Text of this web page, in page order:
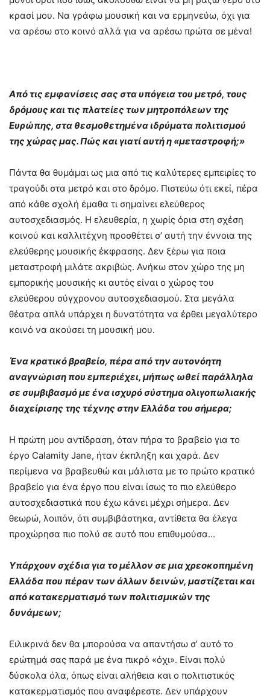
κρασί μου. Να γράφω μουσική και να ερμηνεύω, όχι για
να αρέσω στο κοινό αλλά για να αρέσω πρώτα σε μένα!
Από τις εμφανίσεις σας στα υπόγεια του μετρό, τους
δρόμους και τις πλατείες των μητροπόλεων της
Ευρώπης, στα θεσμοθετημένα ιδρύματα πολιτισμού
της χώρας μας. Πώς και γιατί αυτή η «μεταστροφή;»
Πάντα θα θυμάμαι ως μια από τις καλύτερες εμπειρίες το
τραγούδι στα μετρό και στο δρόμο. Πιστεύω ότι εκεί, πέρα
από κάθε σχολή έμαθα τι σημαίνει ελεύθερος
αυτοσχεδιασμός. Η ελευθερία, η χωρίς όρια στη σχέση
κοινού και καλλιτέχνη προσθέτει σ’ αυτή την έννοια της
ελεύθερης μουσικής έκφρασης. Δεν ξέρω για ποια
μεταστροφή μιλάτε ακριβώς. Ανήκω στον χώρο της μη
εμπορικής μουσικής κι αυτός είναι ο χώρος του
ελεύθερου σύγχρονου αυτοσχεδιασμού. Στα μεγάλα
θέατρα απλά υπάρχει η δυνατότητα να έρθει μεγαλύτερο
κοινό να ακούσει τη μουσική μου.
Ένα κρατικό βραβείο, πέρα από την αυτονόητη
αναγνώριση που εμπεριέχει, μήπως ωθεί παράλληλα
σε συμβιβασμό με ένα ισχυρό σύστημα ολιγοπωλιακής
διαχείρισης της τέχνης στην Ελλάδα του σήμερα;
Η πρώτη μου αντίδραση, όταν πήρα το βραβείο για το
έργο Calamity Jane, ήταν έκπληξη και χαρά. Δεν
περίμενα να βραβευθώ και μάλιστα με το πρώτο κρατικό
βραβείο για ένα έργο που είναι ίσως το πιο ελεύθερο
αυτοσχεδιαστικά που έχω κάνει μέχρι σήμερα. Δεν
θεωρώ, λοιπόν, ότι συμβιβάστηκα, αντίθετα θα έλεγα
προχώρησα πιο πολύ σε αυτό που επιθυμούσα…
Υπάρχουν σχέδια για το μέλλον σε μια χρεοκοπημένη
Ελλάδα που πέραν των άλλων δεινών, μαστίζεται και
από κατακερματισμό των πολιτισμικών της
δυνάμεων;
Ειλικρινά δεν θα μπορούσα να απαντήσω σ’ αυτό το
ερώτημά σας παρά με ένα πικρό «όχι». Είναι πολύ
δύσκολα όλα, όπως είναι αλήθεια και ο πολιτιστικός
κατακερματισμός που αναφέρεστε. Δεν υπάρχουν